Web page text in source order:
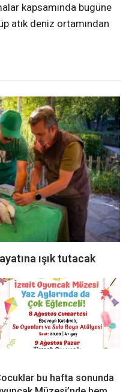
kapsamında bugüne
atık deniz ortamından
ışık tutacak
bu hafta sonunda